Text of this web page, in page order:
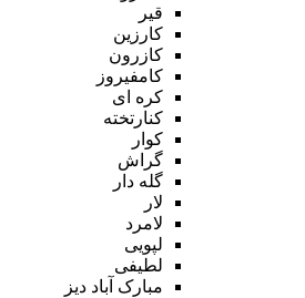
قیر
کارزین
کازرون
کامفیروز
کره ای
کنارتخته
کوار
گراش
گله دار
لار
لامرد
لپویی
لطیفی
مبارک آباد دیز